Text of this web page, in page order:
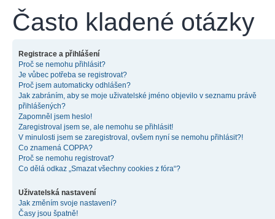
Často kladené otázky
Registrace a přihlášení
Proč se nemohu přihlásit?
Je vůbec potřeba se registrovat?
Proč jsem automaticky odhlášen?
Jak zabráním, aby se moje uživatelské jméno objevilo v seznamu právě
přihlášených?
Zapomněl jsem heslo!
Zaregistroval jsem se, ale nemohu se přihlásit!
V minulosti jsem se zaregistroval, ovšem nyní se nemohu přihlásit?!
Co znamená COPPA?
Proč se nemohu registrovat?
Co dělá odkaz „Smazat všechny cookies z fóra“?
Uživatelská nastavení
Jak změním svoje nastavení?
Časy jsou špatně!